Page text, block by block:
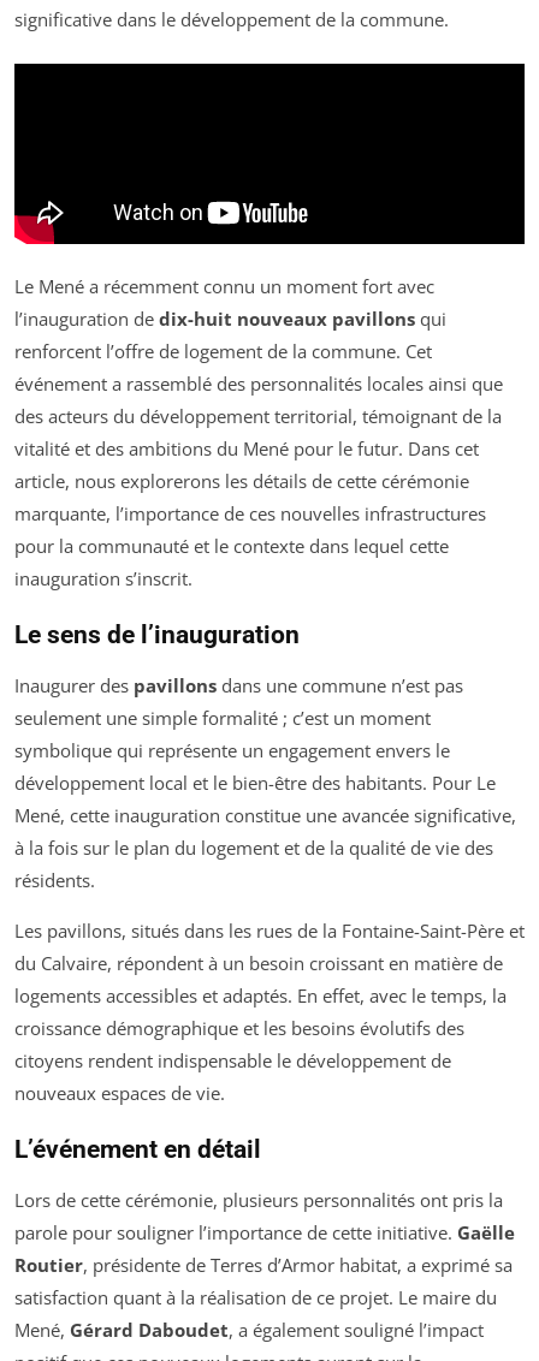
significative dans le développement de la commune.
Le Mené a récemment connu un moment fort avec
l’inauguration de dix-huit nouveaux pavillons qui
renforcent l’offre de logement de la commune. Cet
événement a rassemblé des personnalités locales ainsi que
des acteurs du développement territorial, témoignant de la
vitalité et des ambitions du Mené pour le futur. Dans cet
article, nous explorerons les détails de cette cérémonie
marquante, l’importance de ces nouvelles infrastructures
pour la communauté et le contexte dans lequel cette
inauguration s’inscrit.
Le sens de l’inauguration
Inaugurer des pavillons dans une commune n’est pas
seulement une simple formalité ; c’est un moment
symbolique qui représente un engagement envers le
développement local et le bien-être des habitants. Pour Le
Mené, cette inauguration constitue une avancée significative,
à la fois sur le plan du logement et de la qualité de vie des
résidents.
Les pavillons, situés dans les rues de la Fontaine-Saint-Père et
du Calvaire, répondent à un besoin croissant en matière de
logements accessibles et adaptés. En effet, avec le temps, la
croissance démographique et les besoins évolutifs des
citoyens rendent indispensable le développement de
nouveaux espaces de vie.
L’événement en détail
Lors de cette cérémonie, plusieurs personnalités ont pris la
parole pour souligner l’importance de cette initiative. Gaëlle
Routier, présidente de Terres d’Armor habitat, a exprimé sa
satisfaction quant à la réalisation de ce projet. Le maire du
Mené, Gérard Daboudet, a également souligné l’impact